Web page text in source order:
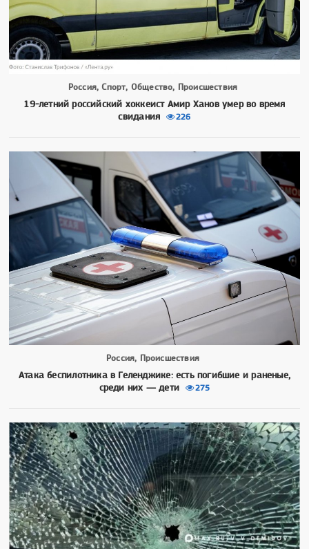
Россия, Спорт, Общество, Происшествия
19-летний российский хоккеист Амир Ханов умер во время
свидания
226
Россия, Происшествия
Атака беспилотника в Геленджике: есть погибшие и раненые,
среди них — дети
275